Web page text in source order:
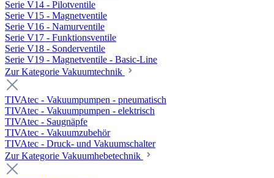
Serie V14 - Pilotventile
Serie V15 - Magnetventile
Serie V16 - Namurventile
Serie V17 - Funktionsventile
Serie V18 - Sonderventile
Serie V19 - Magnetventile - Basic-Line
Zur Kategorie Vakuumtechnik
TIVAtec - Vakuumpumpen - pneumatisch
TIVAtec - Vakuumpumpen - elektrisch
TIVAtec - Saugnäpfe
TIVAtec - Vakuumzubehör
TIVAtec - Druck- und Vakuumschalter
Zur Kategorie Vakuumhebetechnik